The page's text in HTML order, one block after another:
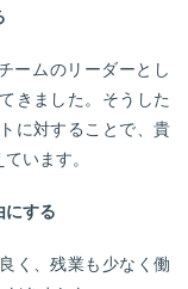
ームのリーダーとし
きました。そうした
に対することで、貴
います。
にする
く、残業も少なく働